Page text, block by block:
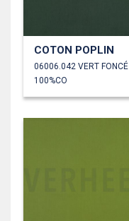
COTON POPLIN
06006.042 VERT FONCÉ
100%CO